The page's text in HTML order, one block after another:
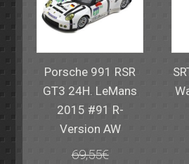
Porsche 991 RSR
GT3 24H. LeMans
2015 #91 R-
Version AW
69,55€